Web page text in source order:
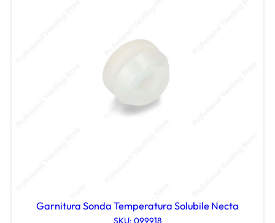
Garnitura Sonda Temperatura Solubile Necta
SKU: 099918